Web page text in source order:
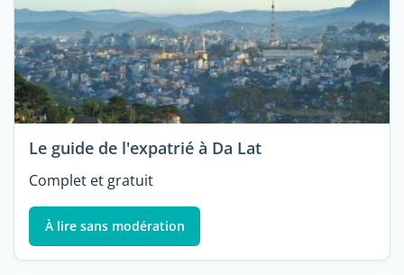
Le guide de l'expatrié à Da Lat
Complet et gratuit
À lire sans modération